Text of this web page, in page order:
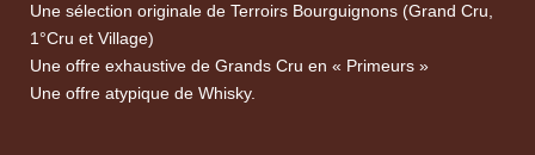
Une sélection originale de Terroirs Bourguignons (Grand Cru,
1°Cru et Village)
Une offre exhaustive de Grands Cru en « Primeurs »
Une offre atypique de Whisky.